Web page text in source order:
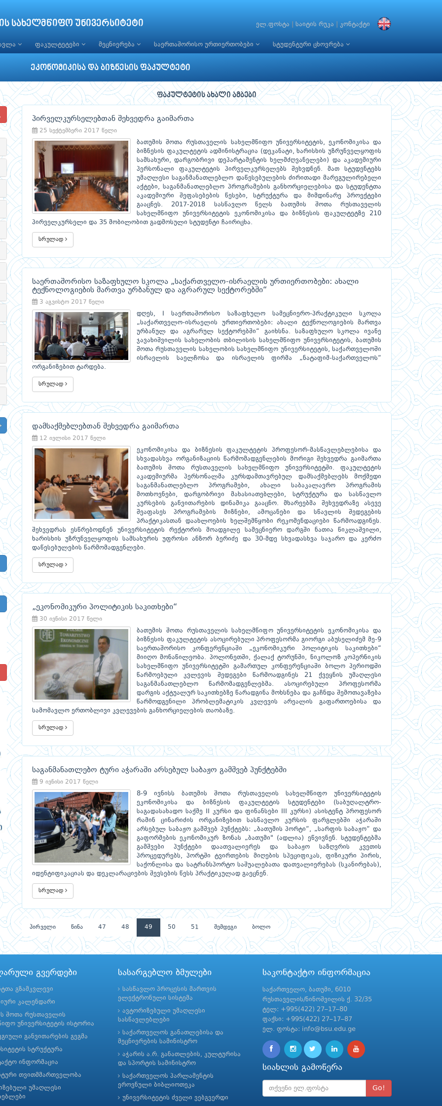
სახელმწიფო უნივერსიტეტი ელ.ფოსტა საიტის რუკა კონტაქტი
ფაკულტეტები მეცნიერება საერთაშორისო ურთიერთობები სტუდენტური ცხოვრება
ეკონომიკისა და ბიზნესის ფაკულტეტი
ფაკულტეტის ახალი ამბები
პირველკურსელებთან შეხვედრა გაიმართა
25 სექტემბერი 2017 წელი
ბათუმის შოთა რუსთაველის სახელმწიფო უნივერსიტეტის, ეკონომიკისა და
ბიზნესის ფაკულტეტის ადმინისტრაცია (დეკანატი, ხარისხის უზრუნველყოფის
სამსახური, დარგობრივი დეპარტამენტის ხელმძღვანელები) და აკადემიური
პერსონალი ფაკულტეტის პირველკურსელებს შეხვდნენ. მათ სტუდენტებს
უმაღლესი საგანმანათლებლო დაწესებულების ძირითადი მარეგულირებელი
აქტები, საგანმანათლებლო პროგრამების განხორციელებისა და სტუდენტთა
აკადემიური შეფასებების წესები, სტრუქტურა და მიმდინარე პროექტები
გააცნეს. 2017-2018 სასწავლო წელს ბათუმის შოთა რუსთაველის
სახელმწიფო უნივერსიტეტის ეკონომიკისა და ბიზნესის ფაკულტეტზე 210
პირველკურსელი და 35 მობილობით გადმოსული სტუდენტი ჩაირიცხა.
სრულად
საერთაშორისო საზაფხულო სკოლა „საქართველო-ისრაელის ურთიერთობები: ახალი
ტექნოლოგიების მართვა ურბანულ და აგრარულ სექტორებში“
3 აგვისტო 2017 წელი
დღეს, I საერთაშორისო საზაფხულო სამეცნიერო-პრაქტიკული სკოლა
„საქართველო-ისრაელის ურთიერთობები: ახალი ტექნოლოგიების მართვა
ურბანულ და აგრარულ სექტორებში“ გაიხსნა. საზაფხულო სკოლა ივანე
ჯავახიშვილის სახელობის თბილისის სახელმწიფო უნივერსიტეტის, ბათუმის
შოთა რუსთაველის სახელობის სახელმწიფო უნივერსიტეტის, საქართველოში
ისრაელის საელჩოსა და ისრაელის ფირმა „ნატაფიმ-საქართველოს“
ორგანიზებით ტარდება.
სრულად
დამსაქმებლებთან შეხვედრა გაიმართა
12 ივლისი 2017 წელი
ეკონომიკისა და ბიზნესის ფაკულტეტის პროფესორ-მასწავლებლებისა და
სხვადასხვა ორგანიზაციის წარმომადგენლების მორიგი შეხვედრა გაიმართა
ბათუმის შოთა რუსთაველის სახელმწიფო უნივერსიტეტში. ფაკულტეტის
აკადემიურმა პერსონალმა კურსდამთავრებულ დამსაქმებლებს მოქმედი
საგანმანათლებლო პროგრამები, ახალი საბაკალავრო პროგრამის
მოთხოვნები, დარგობრივი მახასიათებლები, სტრუქტურა და სასწავლო
კურსების განვითარების დინამიკა გააცნო. მხარეებმა შეხვედრაზე ასევე
შეაფასეს პროგრამების მიზნები, ამოცანები და სწავლის შედეგების
პრაქტიკასთან დაახლოების ხელშემწყობი რეკომენდაციები წარმოადგინეს.
შეხვედრას ესწრებოდნენ უნივერსიტეტის რექტორის მოადგილე სამეცნიერო დარგში ნათია წიკლაშვილი,
ხარისხის უზრუნველყოფის სამსახურის უფროსი ანზორ ბერიძე და 30-მდე სხვადასხვა საჯარო და კერძო
დაწესებულების წარმომადგენლები.
სრულად
„ეკონომიკური პოლიტიკის საკითხები“
30 ივნისი 2017 წელი
ბათუმის შოთა რუსთაველის სახელმწიფო უნივერსიტეტის ეკონომიკისა და
ბიზნესის ფაკულტეტის ასოცირებული პროფესორმა გიორგი აბუსელიძემ მე-9
საერთაშორისო კონფერენციაში „ეკონომიკური პოლიტიკის საკითხები“
მიიღო მონაწილეობა. პოლონეთში, ქალაქ ტორუნში, ნიკოლოზ კოპერნიკის
სახელმწიფო უნივერსიტეტში გამართულ კონფერენციაში ბოლო პერიოდში
წარმოებული კვლევის შედეგები წარმოადგინეს 21 ქვეყნის უმაღლესი
საგანმანათლებლო წარმომადგენლებმა. ასოცირებული პროფესორმა
დარგის აქტუალურ საკითხებზე წარადგინა მოხსნება და გაჩნდა შემოთავაზება
წარმოდგენილი პრობლემატიკის კვლევის არეალის გაფართოებისა და
სამომავლო ერთობლივი კვლევების განხორციელების თაობაზე.
სრულად
საგანმანათლებო ტური აჭარაში არსებულ საბაჟო გამშვებ პუნქტებში
9 ივნისი 2017 წელი
8-9 ივნისს ბათუმის შოთა რუსთაველის სახელმწიფო უნივერსიტეტის
ეკონომიკისა და ბიზნესის ფაკულტეტის სტუდენტები (საბუღალტრო-
საგადასახადო საქმე II კურსი და ფინანსები III კურსი) ასისტენტ პროფესორ
რამინ ცინარიძის ორგანიზებით სასწავლო კურსის ფარგლებში აჭარაში
არსებულ საბაჟო გამშვებ პუნქტებს: „ბათუმის პორტი“, „სარფის საბაჟო“ და
გაფორმების ეკონომიკურ ზონას „ბათუმი" (ადლია) ეწვივნენ. სტუდენტებმა
გამშვები პუნქტები დაათვალიერეს და საბაჟო საზღვრის კვეთის
პროცედურებს, პორტში ტვირთების მიღების სპეციფიკას, ფიზიკური პირის,
საქონლისა და სატრანსპორტო საშუალებათა დათვალიერებას (სკანირებას),
იდენტიფიკაციას და დეკლარაციების შევსების წესს პრაქტიკულად გაეცნენ.
სრულად
პირველი წინა 47 48 49 50 51 შემდეგი ბოლო
გვერდები
გზამკვლევი
კალენდარი
შოთა რუსთაველის
უნივერსიტეტის ისტორია
განვითარების გეგმა
სტრუქტურა
ინფორმაცია
თვითმმართველობა
უმაღლესი
სასარგებლო ბმულები
სასწავლო პროცესის მართვის
ელექტრონული სისტემა
ავტორიზებული უმაღლესი
სასწავლებლები
საქართველოს განათლებისა და
მეცნიერების სამინისტრო
აჭარის ა.რ. განათლების, კულტურისა
და სპორტის სამინისტრო
საქართველოს პარლამენტის
ეროვნული ბიბლიოთეკა
უნივერსიტეტის ძველი ვებგვერდი
საკონტაქტო ინფორმაცია
საქართველო, ბათუმი, 6010
რუსთაველის/ნინოშვილის ქ. 32/35
ტელ: +995(422) 27–17–80
ფაქსი: +995(422) 27–17–87
ელ. ფოსტა: info@bsu.edu.ge
სიახლის გამოწერა
Go!